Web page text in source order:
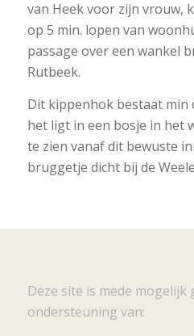
van Heek voor zijn vrouw,
op 5 min. lopen van
passage over een wankel
Rutbeek.
Dit kippenhok bestaat min
het ligt in een bosje in het
te zien vanaf dit bewuste
bruggetje dicht bij de
Deze site is mede mogelijk
ondersteuning van: